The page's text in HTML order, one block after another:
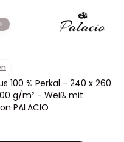
100 % Perkal - 240 x 260
g/m² - Weiß mit
PALACIO